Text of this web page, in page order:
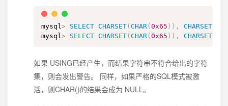
mysql> SELECT CHARSET ( CHAR ( 0x65 ) ) , CHARSET
mysql> SELECT CHARSET ( CHAR ( 0x65 ) ) , CHARSET
如果 USING已经产生，而结果字符串不符合给出的字符
集，则会发出警告。 同样，如果严格的SQL模式被激
活，则CHAR()的结果会成为 NULL。